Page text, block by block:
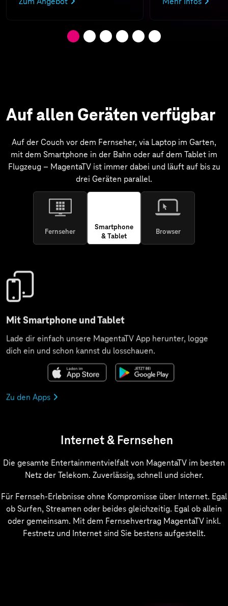
Auf allen Geräten verfügbar
Auf der Couch vor dem Fernseher, via Laptop im Garten,
mit dem Smartphone in der Bahn oder auf dem Tablet im
Flugzeug – MagentaTV ist immer dabei und läuft auf bis zu
drei Geräten parallel.
Fernseher
Smartphone
& Tablet
Browser
Mit Smartphone und Tablet
Lade dir einfach unsere MagentaTV App herunter, logge
dich ein und schon kannst du losschauen.
Zu den Apps
Internet & Fernsehen
Die gesamte Entertainmentvielfalt von MagentaTV im besten
Netz der Telekom. Zuverlässig, schnell und sicher.
Für Fernseh-Erlebnisse ohne Kompromisse über Internet. Egal
ob Surfen, Streamen oder beides gleichzeitig. Egal ob allein
oder gemeinsam. Mit dem Fernsehvertrag MagentaTV inkl.
Festnetz und Internet sind Sie bestens aufgestellt.